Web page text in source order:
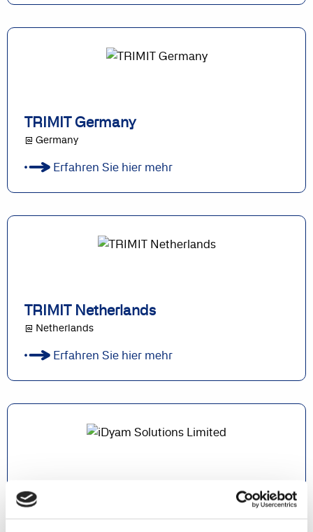
TRIMIT Germany
@ Germany
Erfahren Sie hier mehr
TRIMIT Netherlands
@ Netherlands
Erfahren Sie hier mehr
iDyam Solutions Limited
@ United Kingdom